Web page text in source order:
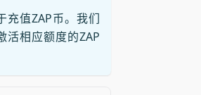
充值ZAP币。我们
活相应额度的ZAP